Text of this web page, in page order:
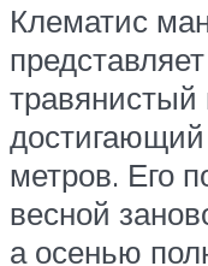
Клематис
травянистый
метров. Его
весной
а осенью